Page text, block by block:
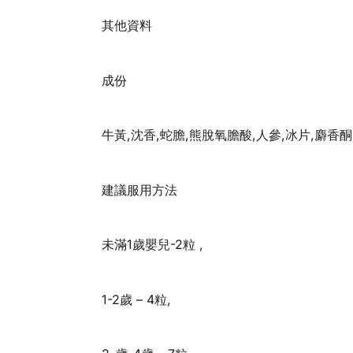
其他資料
成份
牛黃,沈香,蛇膽,熊脫氧膽酸,人參,冰片,麝香
建議服用方法
未滿1歲嬰兒-2粒 ,
1-2歲 – 4粒,